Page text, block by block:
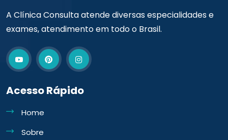
A Clínica Consulta atende diversas especialidades e
exames, atendimento em todo o Brasil.
Acesso Rápido
Home
Sobre